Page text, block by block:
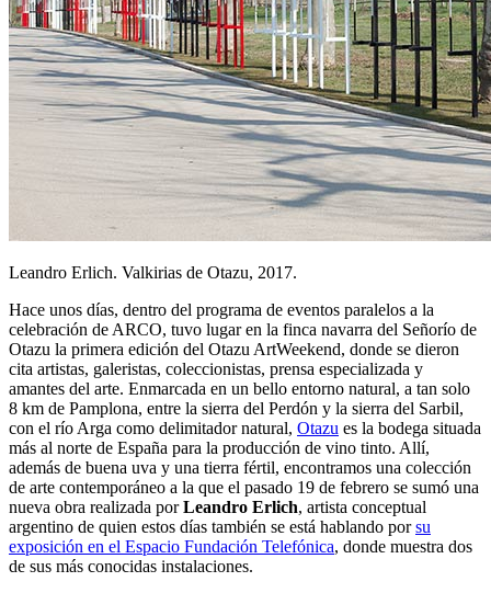
Leandro Erlich. Valkirias de Otazu, 2017.
Hace unos días, dentro del programa de eventos paralelos a la
celebración de ARCO, tuvo lugar en la finca navarra del Señorío de
Otazu la primera edición del Otazu ArtWeekend, donde se dieron
cita artistas, galeristas, coleccionistas, prensa especializada y
amantes del arte. Enmarcada en un bello entorno natural, a tan solo
8 km de Pamplona, entre la sierra del Perdón y la sierra del Sarbil,
con el río Arga como delimitador natural, Otazu es la bodega situada
más al norte de España para la producción de vino tinto. Allí,
además de buena uva y una tierra fértil, encontramos una colección
de arte contemporáneo a la que el pasado 19 de febrero se sumó una
nueva obra realizada porLeandro Erlich, artista conceptual
argentino de quien estos días también se está hablando porsu
exposición en el Espacio Fundación Telefónica, donde muestra dos
de sus más conocidas instalaciones.